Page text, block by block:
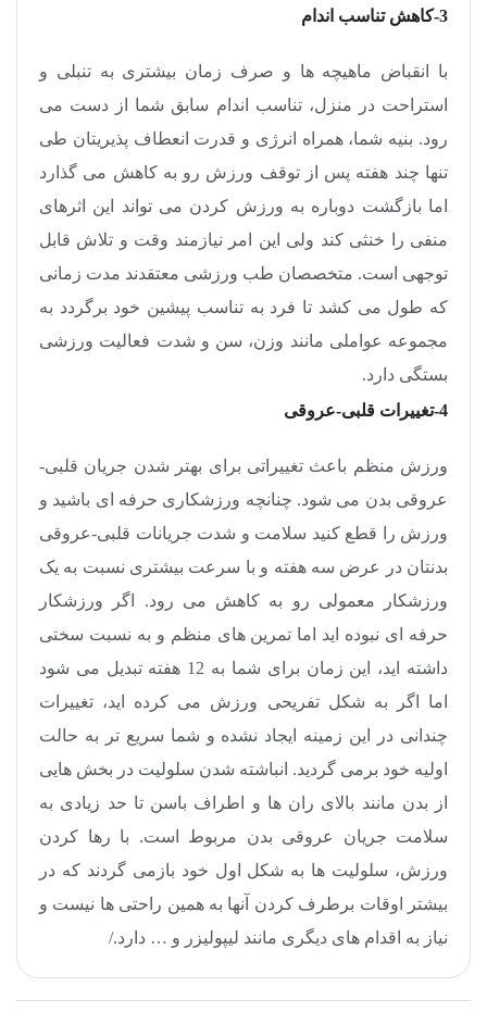
3-کاهش تناسب اندام
با انقباض ماهیچه ها و صرف زمان بیشتری به تنبلی و
استراحت در منزل، تناسب اندام سابق شما از دست می
رود. بنیه شما، همراه انرژی و قدرت انعطاف پذیریتان طی
تنها چند هفته پس از توقف ورزش رو به کاهش می گذارد
اما بازگشت دوباره به ورزش کردن می تواند این اثرهای
منفی را خنثی کند ولی این امر نیازمند وقت و تلاش قابل
توجهی است. متخصصان طب ورزشی معتقدند مدت زمانی
که طول می کشد تا فرد به تناسب پیشین خود برگردد به
مجموعه عواملی مانند وزن، سن و شدت فعالیت ورزشی
بستگی دارد.
4-تغییرات قلبی-عروقی
ورزش منظم باعث تغییراتی برای بهتر شدن جریان قلبی-
عروقی بدن می شود. چنانچه ورزشکاری حرفه ای باشید و
ورزش را قطع کنید سلامت و شدت جریانات قلبی-عروقی
بدنتان در عرض سه هفته و با سرعت بیشتری نسبت به یک
ورزشکار معمولی رو به کاهش می رود. اگر ورزشکار
حرفه ای نبوده اید اما تمرین های منظم و به نسبت سختی
داشته اید، این زمان برای شما به 12 هفته تبدیل می شود
اما اگر به شکل تفریحی ورزش می کرده اید، تغییرات
چندانی در این زمینه ایجاد نشده و شما سریع تر به حالت
اولیه خود برمی گردید. انباشته شدن سلولیت در بخش هایی
از بدن مانند بالای ران ها و اطراف باسن تا حد زیادی به
سلامت جریان عروقی بدن مربوط است. با رها کردن
ورزش، سلولیت ها به شکل اول خود بازمی گردند که در
بیشتر اوقات برطرف کردن آنها به همین راحتی ها نیست و
نیاز به اقدام های دیگری مانند لیپولیزر و … دارد./